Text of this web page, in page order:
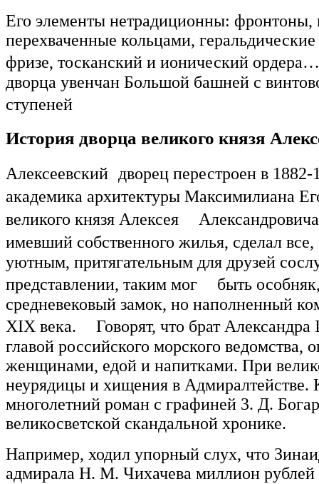
Его элементы нетрадиционны:
перехваченные кольцами,
фризе, тосканский и ионический
дворца увенчан Большой башней с
ступеней
История дворца великого князя
Алексеевский дворец перестроен в 1882-
академика архитектуры Максимилиана
великого князя Алексея
имевший собственного жилья, сделал
уютным, притягательным для друзей
представлении, таким мог быть
средневековый замок, но наполненный
XIX века. Говорят, что брат Александра
главой российского морского ведомства,
женщинами, едой и напитками. При
неурядицы и хищения в Адмиралтействе.
многолетний роман с графиней 3. Д.
великосветской скандальной хронике.
Например, ходил упорный слух, что
адмирала Н. М. Чихачева миллион рублей